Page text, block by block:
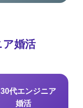
婚活
代エンジニア
婚活